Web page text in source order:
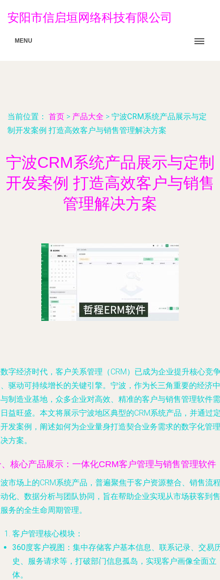
安阳市信启垣网络科技有限公司
MENU
当前位置： 首页 > 产品大全 > 宁波CRM系统产品展示与定
制开发案例 打造高效客户与销售管理解决方案
宁波CRM系统产品展示与定制
开发案例 打造高效客户与销售
管理解决方案
字经济时代，客户关系管理（CRM）已成为企业提升核心竞
驱动可持续增长的关键引擎。宁波，作为长三角重要的经济中
制造业基地，众多企业对高效、精准的客户与销售管理软件需
益旺盛。本文将展示宁波地区典型的CRM系统产品，并通过
发案例，阐述如何为企业量身打造契合业务需求的数字化管理
方案。
核心产品展示：一体化CRM客户管理与销售管理软件
市场上的CRM系统产品，普遍聚焦于客户资源整合、销售流
化、数据分析与团队协同，旨在帮助企业实现从市场获客到售
务的全生命周期管理。
客户管理核心模块 ：
360度客户视图 ：集中存储客户基本信息、联系记录、交易
史、服务请求等，打破部门信息孤岛，实现客户画像全面立
体。